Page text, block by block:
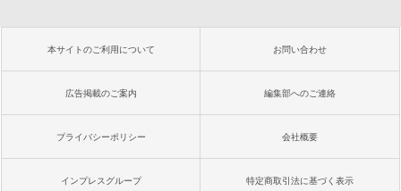
本サイトのご利用について お問い合わせ
広告掲載のご案内 編集部へのご連絡
プライバシーポリシー 会社概要
インプレスグループ 特定商取引法に基づく表示